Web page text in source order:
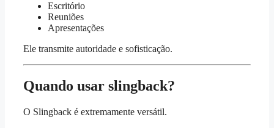
Escritório
Reuniões
Apresentações
Ele transmite autoridade e sofisticação.
Quando usar slingback?
O Slingback é extremamente versátil.